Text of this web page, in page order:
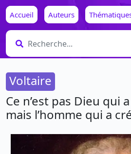
Accueil Auteurs
Voltaire
Ce n’est pas Dieu qui
mais l’homme qui a